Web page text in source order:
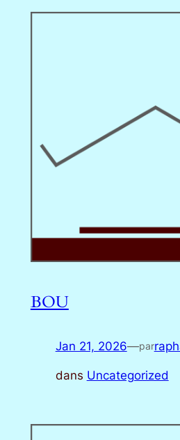
BOU
Jan 21, 2026—par
dans Uncategorized